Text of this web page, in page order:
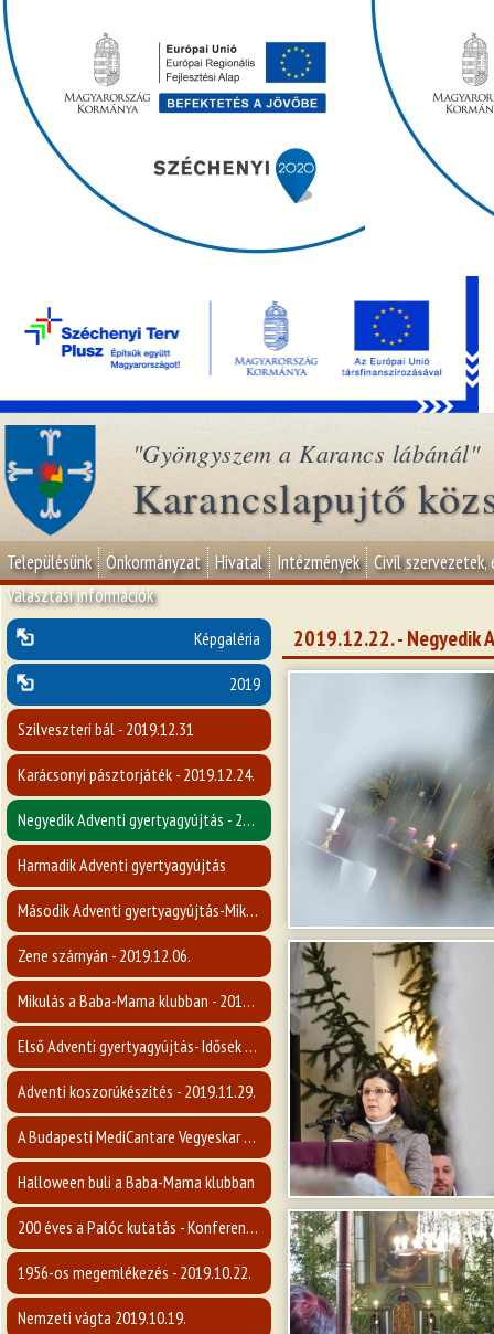
"Gyöngyszem a Karancs lábánál"
Karancslapujtő
Településünk Önkormányzat Hivatal Intézmények Civil szervezetek,
Választási információk
Képgaléria
2019
Szilveszteri bál - 2019.12.31
Karácsonyi pásztorjáték - 2019.12.24.
Negyedik Adventi gyertyagyújtás - 2019.12.22.
Harmadik Adventi gyertyagyújtás
Második Adventi gyertyagyújtás-Mikulásvárás - 2019.12.08.
Zene szárnyán - 2019.12.06.
Mikulás a Baba-Mama klubban - 2019.12.05.
Első Adventi gyertyagyújtás- Idősek napja
Adventi koszorúkészítés - 2019.11.29.
A Budapesti MediCantare Vegyeskar koncertje
Halloween buli a Baba-Mama klubban
200 éves a Palóc kutatás - Konferencia
1956-os megemlékezés - 2019.10.22.
Nemzeti vágta 2019.10.19.
2019.12.22. - Negyedik